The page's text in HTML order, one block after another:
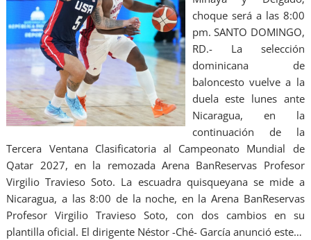
choque será a las 8:00
pm. SANTO DOMINGO,
RD.- La selección
dominicana de
baloncesto vuelve a la
duela este lunes ante
Nicaragua, en la
continuación de la
Tercera Ventana Clasificatoria al Campeonato Mundial de
Qatar 2027, en la remozada Arena BanReservas Profesor
Virgilio Travieso Soto. La escuadra quisqueyana se mide a
Nicaragua, a las 8:00 de la noche, en la Arena BanReservas
Profesor Virgilio Travieso Soto, con dos cambios en su
plantilla oficial. El dirigente Néstor -Ché- García anunció este…